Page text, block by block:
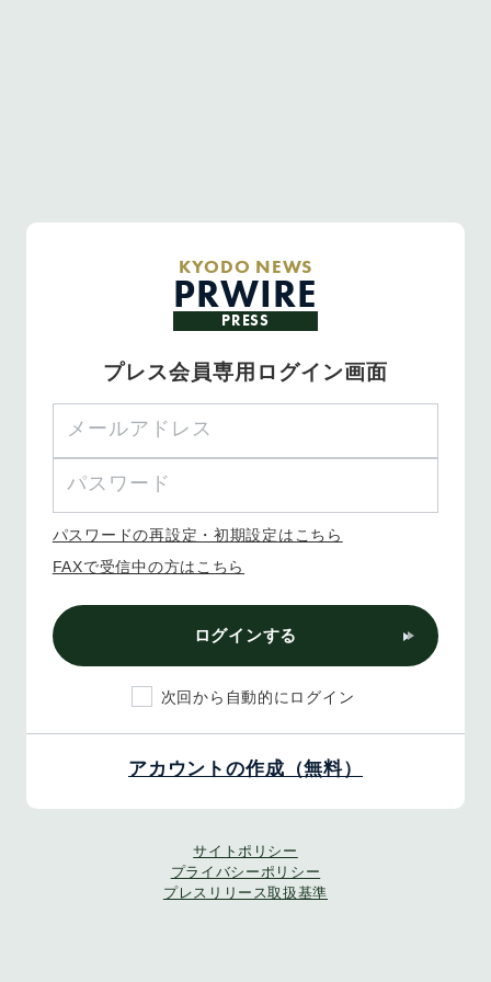
KYODO NEWS
PRWIRE
PRESS
プレス会員専用ログイン画面
パスワードの再設定・初期設定はこちら
FAXで受信中の方はこちら
ログインする
次回から自動的にログイン
アカウントの作成（無料）
サイトポリシー
プライバシーポリシー
プレスリリース取扱基準